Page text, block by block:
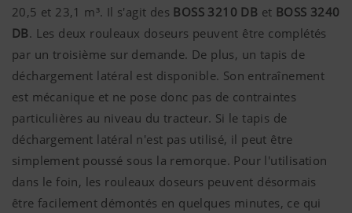
20,5 et 23,1 m³. Il s'agit des BOSS 3210 DB et BOSS 3240
DB. Les deux rouleaux doseurs peuvent être complétés
par un troisième sur demande. De plus, un tapis de
déchargement latéral est disponible. Son entraînement
est mécanique et ne pose donc pas de contraintes
particulières au niveau du tracteur. Si le tapis de
déchargement latéral n'est pas utilisé, il peut être
simplement poussé sous la remorque. Pour l'utilisation
dans le foin, les rouleaux doseurs peuvent désormais
être facilement démontés en quelques minutes, ce qui